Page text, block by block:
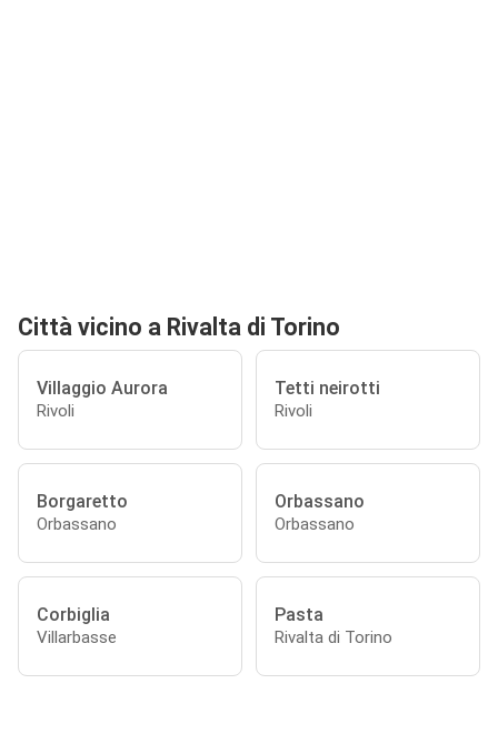
Città vicino a Rivalta di Torino
Villaggio Aurora
Rivoli
Tetti neirotti
Rivoli
Borgaretto
Orbassano
Orbassano
Orbassano
Corbiglia
Villarbasse
Pasta
Rivalta di Torino